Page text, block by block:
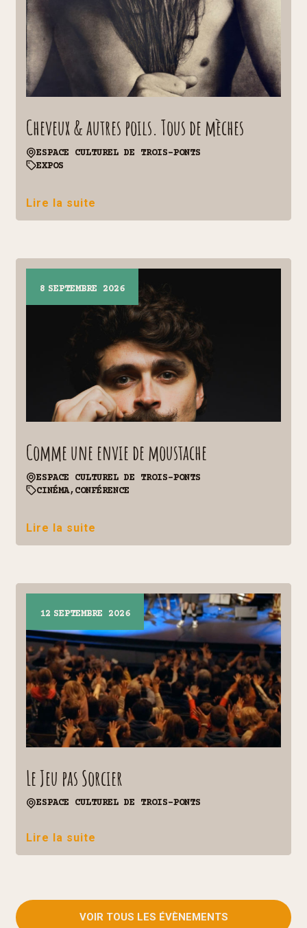
Cheveux & autres poils. Tous de mèches
ESPACE CULTUREL DE TROIS-PONTS
EXPOS
Lire la suite
8 SEPTEMBRE 2026
Comme une envie de moustache
ESPACE CULTUREL DE TROIS-PONTS
CINÉMA,CONFÉRENCE
Lire la suite
12 SEPTEMBRE 2026
Le Jeu pas Sorcier
ESPACE CULTUREL DE TROIS-PONTS
Lire la suite
VOIR TOUS LES ÉVÈNEMENTS